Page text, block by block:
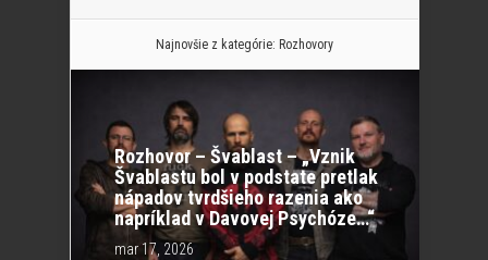
Najnovšie z kategórie: Rozhovory
Rozhovor – Švablast – „Vznik
Švablastu bol v podstate pretlak
nápadov tvrdšieho razenia ako
napríklad v Davovej Psychóze…“
mar 17, 2026